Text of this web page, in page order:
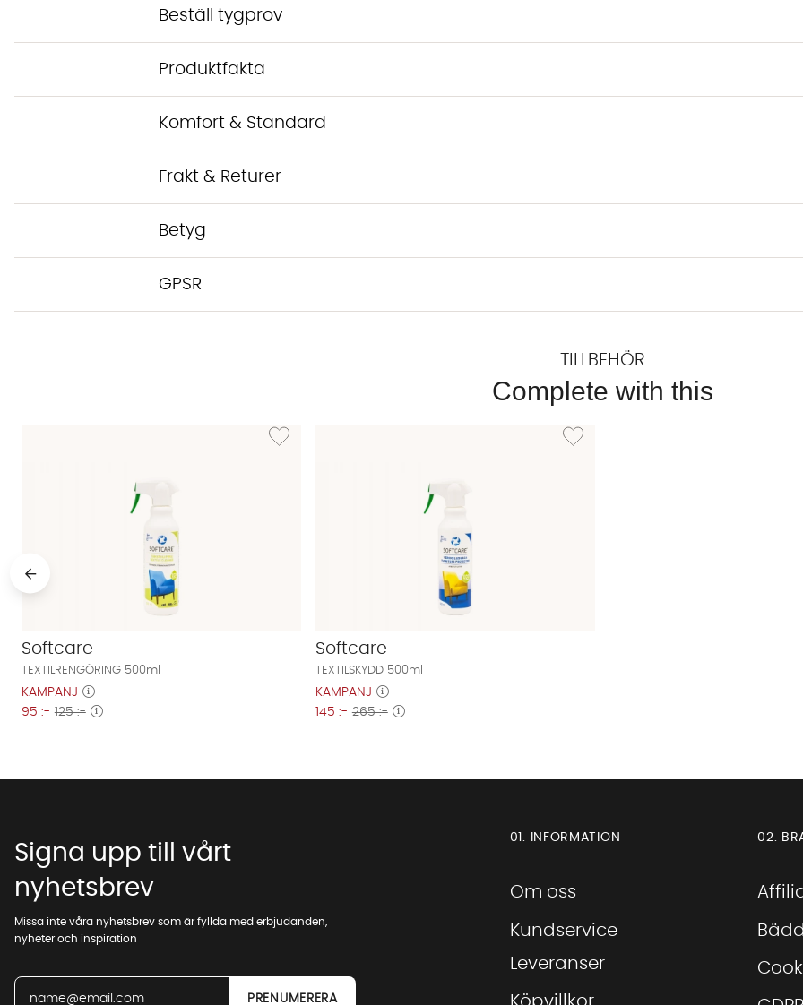
Beställ tygprov
Produktfakta
Komfort & Standard
Frakt & Returer
Betyg
GPSR
TILLBEHÖR
Complete with this
Lägg till i önskelista: TEXTILRENGÖRING 500ml
Softcare
TEXTILRENGÖRING 500ml
KAMPANJ
95 :- 125 :-
Lägg till i önskelista: TEXTILSKYDD 500ml
Softcare
TEXTILSKYDD 500ml
KAMPANJ
145 :- 265 :-
Signa upp till vårt
nyhetsbrev
Missa inte våra nyhetsbrev som är fyllda med erbjudanden,
nyheter och inspiration
01. INFORMATION
Om oss
Kundservice
Leveranser
02.